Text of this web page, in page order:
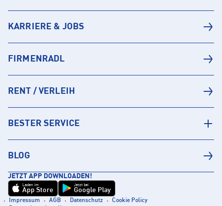
KARRIERE & JOBS
FIRMENRADL
RENT / VERLEIH
BESTER SERVICE
BLOG
JETZT APP DOWNLOADEN!
Laden im
App Store
Jetzt bei
Google Play
Impressum AGB Datenschutz
Cookie Policy